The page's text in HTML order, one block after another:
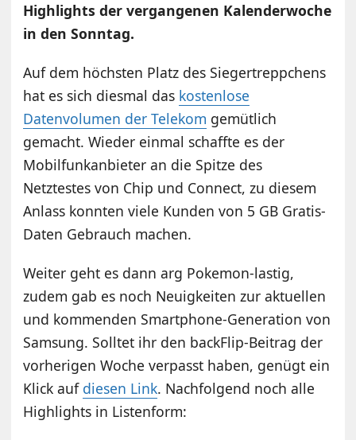
Highlights der vergangenen Kalenderwoche
in den Sonntag.
Auf dem höchsten Platz des Siegertreppchens
hat es sich diesmal das kostenlose
Datenvolumen der Telekom gemütlich
gemacht. Wieder einmal schaffte es der
Mobilfunkanbieter an die Spitze des
Netztestes von Chip und Connect, zu diesem
Anlass konnten viele Kunden von 5 GB Gratis-
Daten Gebrauch machen.
Weiter geht es dann arg Pokemon-lastig,
zudem gab es noch Neuigkeiten zur aktuellen
und kommenden Smartphone-Generation von
Samsung. Solltet ihr den backFlip-Beitrag der
vorherigen Woche verpasst haben, genügt ein
Klick auf diesen Link. Nachfolgend noch alle
Highlights in Listenform: